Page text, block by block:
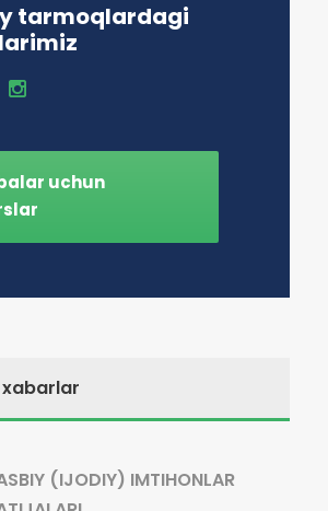
tarmoqlardagi
uchun
(IJODIY) IMTIHONLAR